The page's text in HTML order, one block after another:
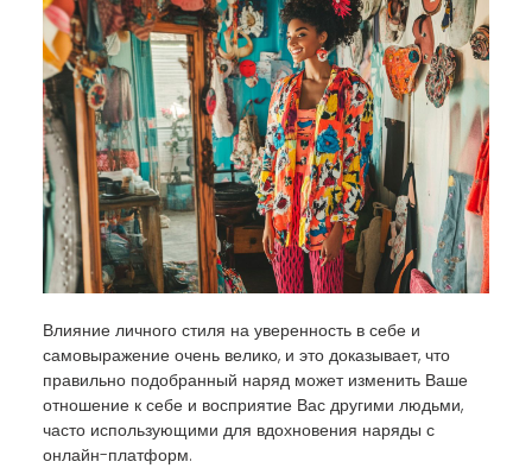
Влияние личного стиля на уверенность в себе и
самовыражение очень велико, и это доказывает, что
правильно подобранный наряд может изменить Ваше
отношение к себе и восприятие Вас другими людьми,
часто использующими для вдохновения наряды с
онлайн-платформ.